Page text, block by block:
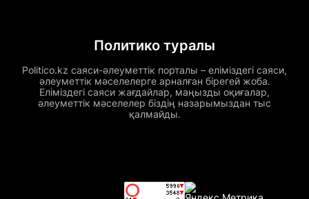
Политико туралы
Politico.kz саяси-әлеуметтік порталы – еліміздегі саяси,
әлеуметтік мәселелерге арналған бірегей жоба.
Еліміздегі саяси жағдайлар, маңызды оқиғалар,
әлеуметтік мәселелер біздің назарымыздан тыс
қалмайды.